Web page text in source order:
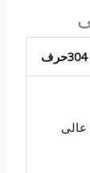
304حرف
عالی